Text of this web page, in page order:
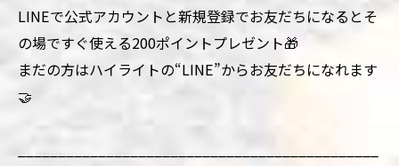
LINEで公式アカウントと新規登録でお友だちになるとそ
の場ですぐ使える200ポイントプレゼント🎁
まだの方はハイライトの“LINE”からお友だちになれます
🤝
_____________________________________________